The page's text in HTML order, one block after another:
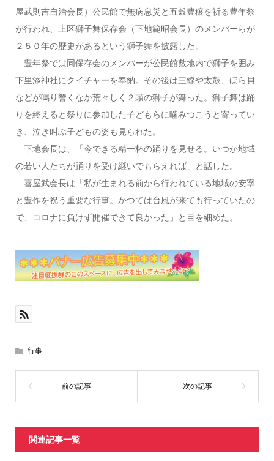
屋武則吉自治会長）公民館で無病息災と五穀豊穣を祈る豊年祭
が行われ、上区獅子舞保存会（下地範昭会長）のメンバーらが
２５０年の歴史があるという獅子舞を披露した。
豊年祭では同保存会のメンバーが公民館敷地内で獅子を囲み
下里添神社にクイチャーを奉納。その後は三線や太鼓、ほら貝
などが鳴り響くなか荒々しく２頭の獅子が舞った。獅子舞は踊
りを終えると祭りに参加した子どもらに噛みつこうと寄ってい
き、泣き叫ぶ子どもの姿も見られた。
下地会長は、「今できる精一杯の踊りを見せる。いつか地域
の若い人たちが踊りを受け継いでもらえれば」と話した。
喜屋武会長は「私が生まれる前から行われている地域の安寧
と豊作を祝う重要な行事。かつては台風が来ても行っていたの
で、コロナに負けず開催できて良かった」と目を細めた。
行事
関連記事一覧